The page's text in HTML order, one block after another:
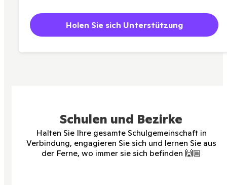
Holen Sie sich Unterstützung
Schulen und Bezirke
Halten Sie Ihre gesamte Schulgemeinschaft in
Verbindung, engagieren Sie sich und lernen Sie aus
der Ferne, wo immer sie sich befinden 🙌🏼